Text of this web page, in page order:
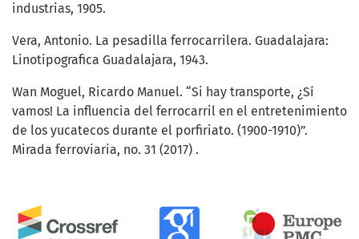
industrias, 1905.
Vera, Antonio. La pesadilla ferrocarrilera. Guadalajara:
Linotipografica Guadalajara, 1943.
Wan Moguel, Ricardo Manuel. “Si hay transporte, ¿Sí
vamos! La influencia del ferrocarril en el entretenimiento
de los yucatecos durante el porfiriato. (1900-1910)”.
Mirada ferroviaria, no. 31 (2017) .